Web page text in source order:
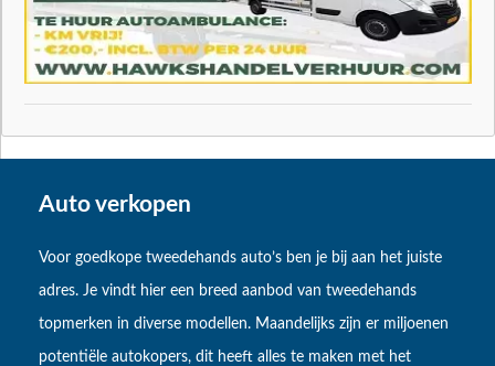
Auto verkopen
Voor goedkope tweedehands auto’s ben je bij aan het juiste
adres. Je vindt hier een breed aanbod van tweedehands
topmerken in diverse modellen. Maandelijks zijn er miljoenen
potentiële autokopers, dit heeft alles te maken met het